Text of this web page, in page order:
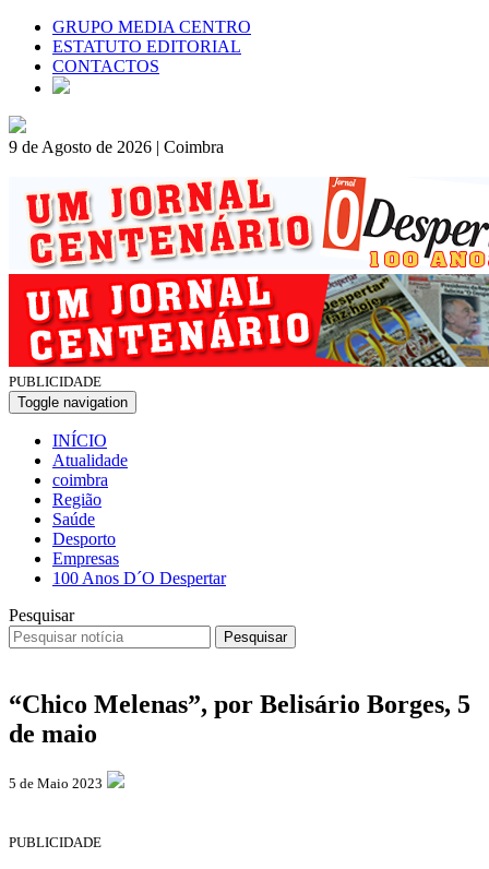
GRUPO MEDIA CENTRO
ESTATUTO EDITORIAL
CONTACTOS
9 de Agosto de 2026 | Coimbra
PUBLICIDADE
Toggle navigation
INÍCIO
Atualidade
coimbra
Região
Saúde
Desporto
Empresas
100 Anos D´O Despertar
Pesquisar
Pesquisar
“Chico Melenas”, por Belisário Borges, 5
de maio
5 de Maio 2023
PUBLICIDADE